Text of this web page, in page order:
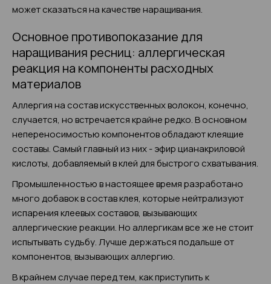
может сказаться на качестве наращивания.
Основное противопоказание для
наращивания ресниц: аллергическая
реакция на компоненты расходных
материалов
Аллергия на состав искусственных волокон, конечно,
случается, но встречается крайне редко. В основном
непереносимостью компонентов обладают клеящие
составы. Самый главный из них - эфир цианакриловой
кислоты, добавляемый в клей для быстрого схватывания.
Промышленностью в настоящее время разработано
много добавок в состав клея, которые нейтрализуют
испарения клеевых составов, вызывающих
аллергические реакции. Но аллергикам все же не стоит
испытывать судьбу. Лучше держаться подальше от
компонентов, вызывающих аллергию.
В крайнем случае перед тем, как приступить к